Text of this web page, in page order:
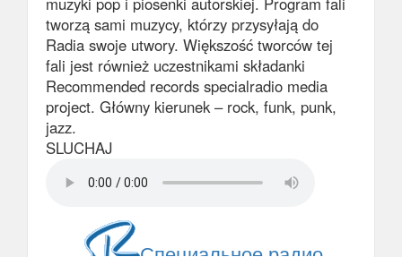
tworzą sami muzycy, którzy przysyłają do
Radia swoje utwory. Większość tworców tej
fali jest również uczestnikami składanki
Recommended records specialradio media
project. Główny kierunek – rock, funk, punk,
jazz.
SLUCHAJ